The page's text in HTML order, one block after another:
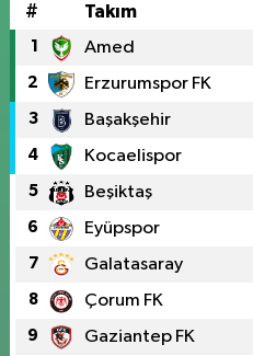
# Takım
1 Amed
2 Erzurumspor FK
3 Başakşehir
4 Kocaelispor
5 Beşiktaş
6 Eyüpspor
7 Galatasaray
8 Çorum FK
9 Gaziantep FK